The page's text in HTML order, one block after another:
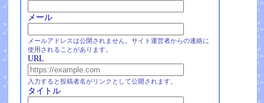
メール
メールアドレスは公開されません。サイト運営者からの連絡に
使用されることがあります。
URL
入力すると投稿者名がリンクとして公開されます。
タイトル